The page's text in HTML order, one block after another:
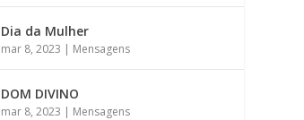
Dia da Mulher
mar 8, 2023 | Mensagens
DOM DIVINO
mar 8, 2023 | Mensagens